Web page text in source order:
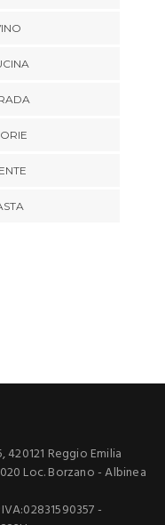
Reggio Emilia
Loc. Borzano - Albinea
-